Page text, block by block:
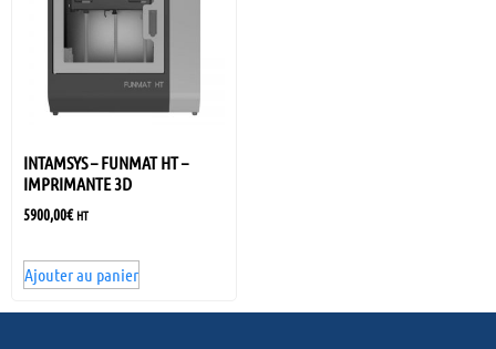
INTAMSYS – FUNMAT HT –
IMPRIMANTE 3D
5900,00€ HT
Ajouter au panier